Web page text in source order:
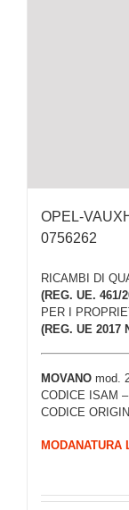
OPEL-
0756262
RICAMBI DI
(REG. UE. 461/
PER I
(REG. UE 2017
MOVANO mod.
CODICE ISAM –
CODICE
MODANATURA